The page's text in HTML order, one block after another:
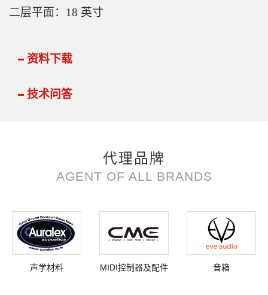
二层平面：18 英寸
资料下载
技术问答
代理品牌
AGENT OF ALL BRANDS
声学材料 MIDI控制器及配件 音箱